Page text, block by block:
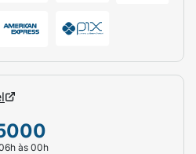
às 00h